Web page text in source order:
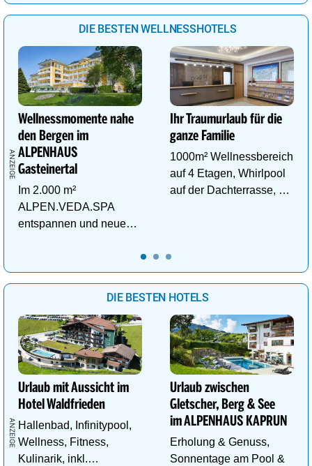
DIE BESTEN WELLNESSHOTELS
Wellnessmomente nahe
den Bergen im
ALPENHAUS
Gasteinertal
Im 2.000 m²
ALPEN.VEDA.SPA
entspannen und neue
Ihr Traumurlaub für die
ganze Familie
1000m² Wellnessbereich
auf 4 Etagen, Whirlpool
auf der Dachterrasse, 4
DIE BESTEN HOTELS
Urlaub mit Aussicht im
Hotel Waldfrieden
Hallenbad, Infinitypool,
Wellness, Fitness,
Kulinarik, inkl.
Urlaub zwischen
Gletscher, Berg & See
im ALPENHAUS KAPRUN
Erholung & Genuss,
Sonnentage am Pool &